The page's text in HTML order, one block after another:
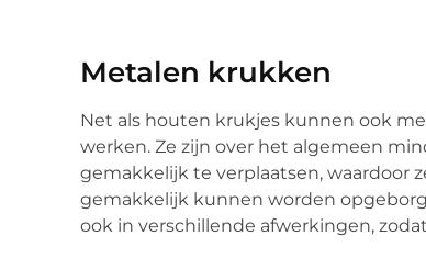
Metalen krukken
Net als houten krukjes kunnen ook
werken. Ze zijn over het algemeen
gemakkelijk te verplaatsen, waardoor
gemakkelijk kunnen worden
ook in verschillende afwerkingen,